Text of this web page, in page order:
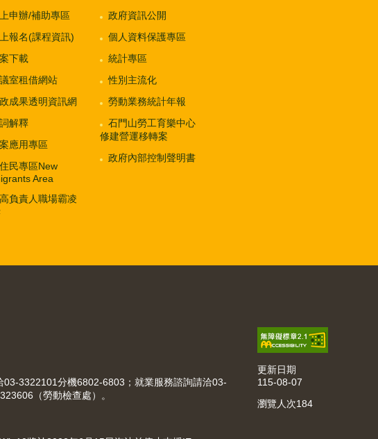
申辦/補助專區
報名(課程資訊)
下載
室租借網站
成果透明資訊網
解釋
應用專區
民專區New
Area
負責人職場霸凌
政府資訊公開
個人資料保護專區
統計專區
性別主流化
勞動業務統計年報
石門山勞工育樂中心
修建營運移轉案
政府內部控制聲明書
3322101分機6802-6803；就業服務諮詢請洽03-
（勞動檢查處）。
更新日期
115-08-07
瀏覽人次184